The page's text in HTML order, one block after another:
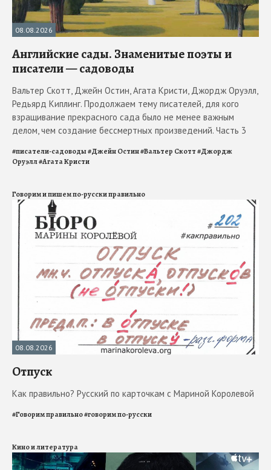
08.08.2026
Английские сады. Знаменитые поэты и
писатели — садоводы
Вальтер Скотт, Джейн Остин, Агата Кристи, Джордж Оруэлл,
Редьярд Киплинг. Продолжаем тему писателей, для кого
взращивание прекрасного сада было не менее важным
делом, чем создание бессмертных произведений. Часть 3
#писатели-садоводы#Джейн Остин#Вальтер Скотт#Джордж
Оруэлл#Агата Кристи
Говорим и пишем по-русски правильно
08.08.2026
Отпуск
Как правильно? Русский по карточкам с Мариной Королевой
#Говорим правильно#говорим по-русски
Кино и литература